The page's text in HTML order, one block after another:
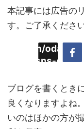
本記事には広告の
す。ご了承くださ
sns-
ブログを書くとき
良くなりますよね
いのはほかの方が